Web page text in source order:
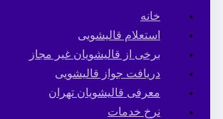
خانه
استعلام قالیشویی
برخی از قالیشویان غیر مجاز
دریافت جواز قالیشویی
معرفی قالیشویان تهران
نرخ خدمات